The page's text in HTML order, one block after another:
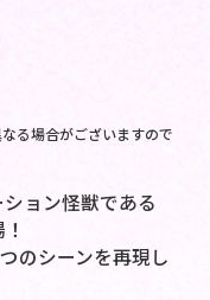
る場合がございますので
ョン怪獣である
のシーンを再現し